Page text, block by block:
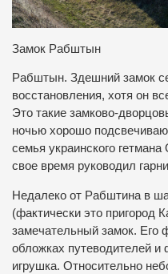
Замок Рабштын
Рабштын. Здешний замок
восстановления, хотя он
Это такие замково-
ночью хорошо
семья украинского
свое время руководил
Недалеко от Рабштина в
(фактически это пригород
замечательный замок. Его
обложках путеводителей
игрушка. Относительно